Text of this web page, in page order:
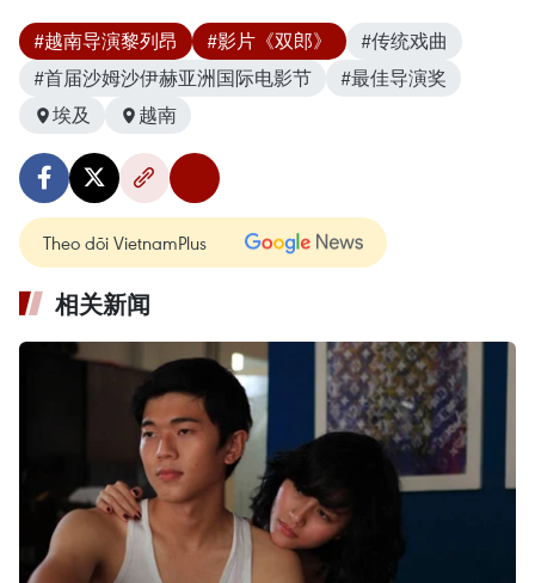
#越南导演黎列昂 #影片《双郎》
#传统戏曲
#首届沙姆沙伊赫亚洲国际电影节
#最佳导演奖
埃及
越南
Theo dõi VietnamPlus
相关新闻